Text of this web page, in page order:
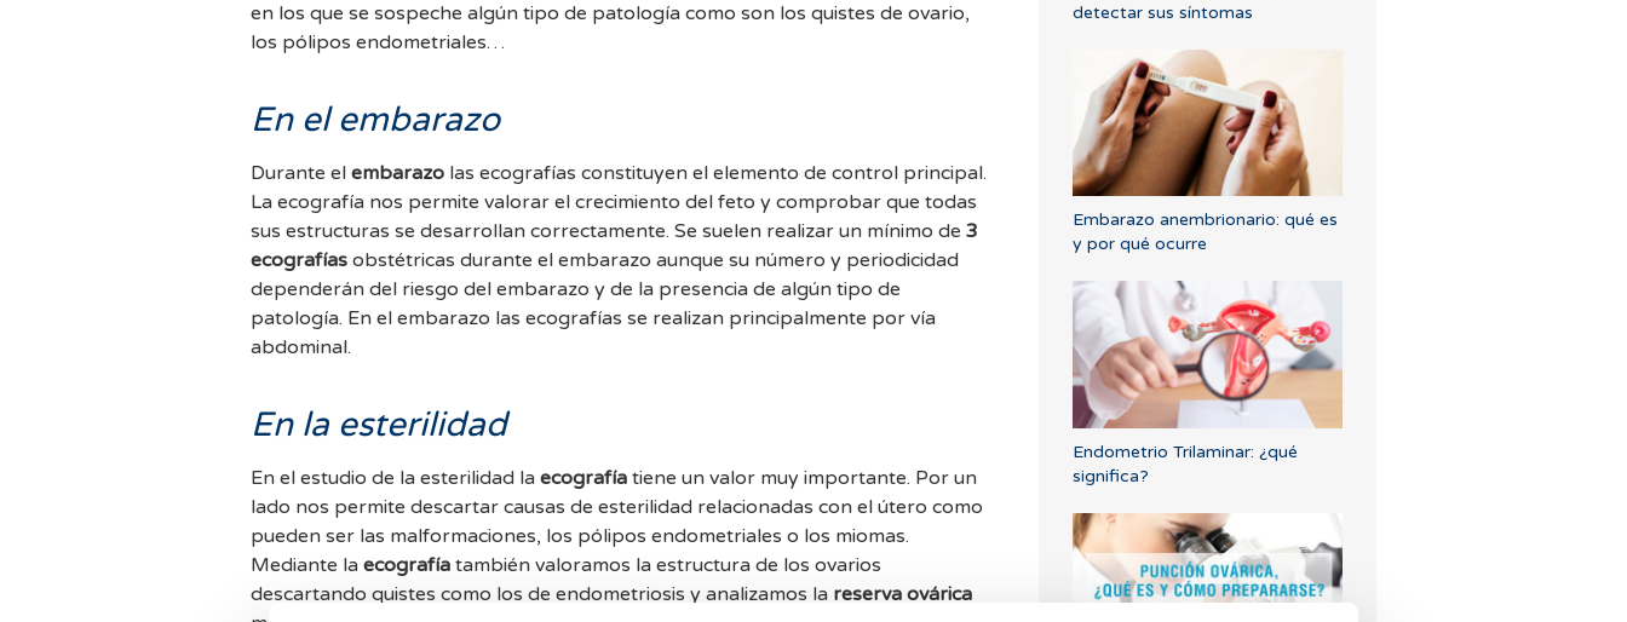
en los que se sospeche algún tipo de patología como son los quistes de ovario,
los pólipos endometriales…
En el embarazo
Durante el embarazo las ecografías constituyen el elemento de control principal.
La ecografía nos permite valorar el crecimiento del feto y comprobar que todas
sus estructuras se desarrollan correctamente. Se suelen realizar un mínimo de 3
ecografías obstétricas durante el embarazo aunque su número y periodicidad
dependerán del riesgo del embarazo y de la presencia de algún tipo de
patología. En el embarazo las ecografías se realizan principalmente por vía
abdominal.
En la esterilidad
En el estudio de la esterilidad la ecografía tiene un valor muy importante. Por un
lado nos permite descartar causas de esterilidad relacionadas con el útero como
pueden ser las malformaciones, los pólipos endometriales o los miomas.
Mediante la ecografía también valoramos la estructura de los ovarios
descartando quistes como los de endometriosis y analizamos la reserva ovárica
detectar sus síntomas
Embarazo anembrionario: qué es
y por qué ocurre
Endometrio Trilaminar: ¿qué
significa?